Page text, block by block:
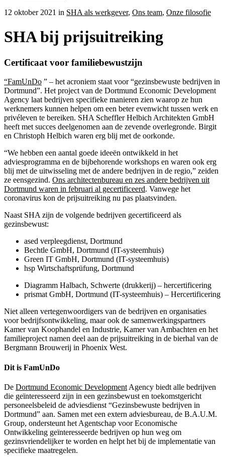
12 oktober 2021 in SHA als werkgever, Ons team, Onze filosofie
SHA bij prijsuitreiking
Certificaat voor familiebewustzijn
“FamUnDo ” – het acroniem staat voor “gezinsbewuste bedrijven in
Dortmund”. Het project van de Dortmund Economic Development
Agency laat bedrijven specifieke manieren zien waarop ze hun
werknemers kunnen helpen om een beter evenwicht tussen werk en
privéleven te bereiken. SHA Scheffler Helbich Architekten GmbH
heeft met succes deelgenomen aan de zevende overlegronde. Birgit
en Christoph Helbich waren erg blij met de oorkonde.
“We hebben een aantal goede ideeën ontwikkeld in het
adviesprogramma en de bijbehorende workshops en waren ook erg
blij met de uitwisseling met de andere bedrijven in de regio,” zeiden
ze eensgezind. Ons architectenbureau en zes andere bedrijven uit
Dortmund waren in februari al gecertificeerd. Vanwege het
coronavirus kon de prijsuitreiking nu pas plaatsvinden.
Naast SHA zijn de volgende bedrijven gecertificeerd als
gezinsbewust:
ased verpleegdienst, Dortmund
Bechtle GmbH, Dortmund (IT-systeemhuis)
Green IT GmbH, Dortmund (IT-systeemhuis)
hsp Wirtschaftsprüfung, Dortmund
Diagramm Halbach, Schwerte (drukkerij) – hercertificering
prismat GmbH, Dortmund (IT-systeemhuis) – Hercertificering
Niet alleen vertegenwoordigers van de bedrijven en organisaties
voor bedrijfsontwikkeling, maar ook de samenwerkingspartners
Kamer van Koophandel en Industrie, Kamer van Ambachten en het
familieproject namen deel aan de prijsuitreiking in de bierhal van de
Bergmann Brouwerij in Phoenix West.
Dit is FamUnDo
De Dortmund Economic Development Agency biedt alle bedrijven
die geïnteresseerd zijn in een gezinsbewust en toekomstgericht
personeelsbeleid de adviesdienst “Gezinsbewuste bedrijven in
Dortmund” aan. Samen met een extern adviesbureau, de B.A.U.M.
Group, ondersteunt het Agentschap voor Economische
Ontwikkeling geïnteresseerde bedrijven op hun weg om
gezinsvriendelijker te worden en helpt het bij de implementatie van
specifieke maatregelen.